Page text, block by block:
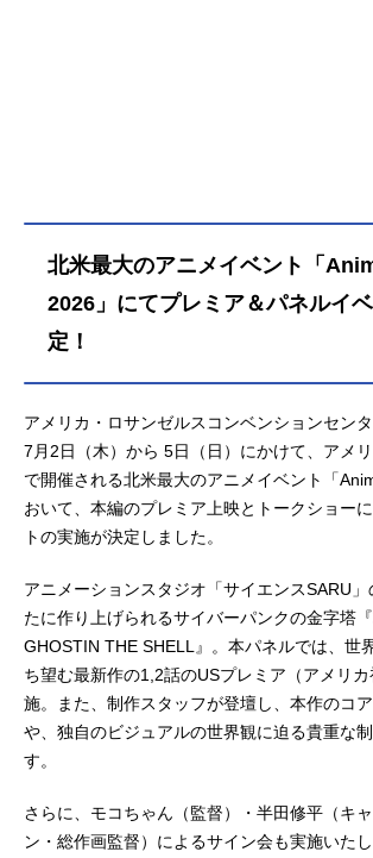
北米最大のアニメイベント「
2026」にてプレミア＆パネルイ
定！
アメリカ・ロサンゼルスコンベンションセン
7月2日（木）から 5日（日）にかけて、アメ
で開催される北米最大のアニメイベント「
おいて、本編のプレミア上映とトークショー
トの実施が決定しました。
アニメーションスタジオ「サイエンスSARU
たに作り上げられるサイバーパンクの金字塔
GHOSTIN THE SHELL』。本パネルでは、世
ち望む最新作の1,2話のUSプレミア（アメリ
施。また、制作スタッフが登壇し、本作のコ
や、独自のビジュアルの世界観に迫る貴重な
す。
さらに、モコちゃん（監督）・半田修平（キ
ン・総作画監督）によるサイン会も実施いた